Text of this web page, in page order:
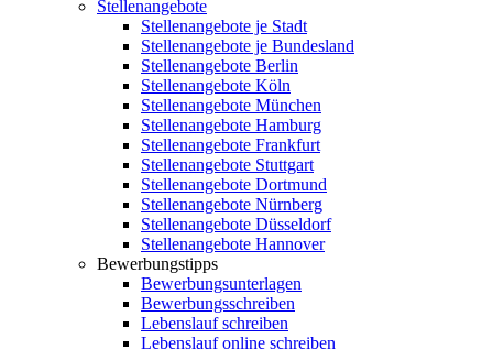
Stellenangebote
Stellenangebote je Stadt
Stellenangebote je Bundesland
Stellenangebote Berlin
Stellenangebote Köln
Stellenangebote München
Stellenangebote Hamburg
Stellenangebote Frankfurt
Stellenangebote Stuttgart
Stellenangebote Dortmund
Stellenangebote Nürnberg
Stellenangebote Düsseldorf
Stellenangebote Hannover
Bewerbungstipps
Bewerbungsunterlagen
Bewerbungsschreiben
Lebenslauf schreiben
Lebenslauf online schreiben